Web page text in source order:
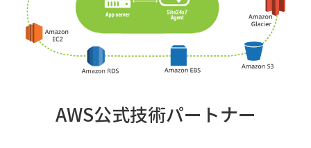
AWS公式技術パートナー